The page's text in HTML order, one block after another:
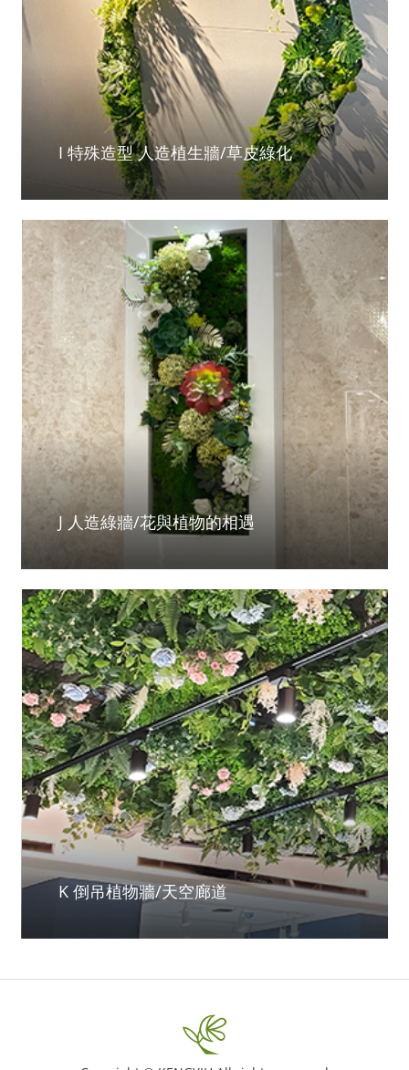
I 特殊造型 人造植生牆/草皮綠化
J 人造綠牆/花與植物的相遇
K 倒吊植物牆/天空廊道